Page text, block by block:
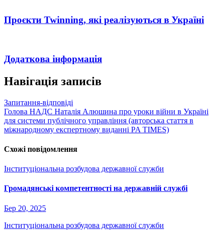
Проєкти Twinning, які реалізуються в Україні
Додаткова інформація
Навігація записів
Запитання-відповіді
Голова НАДС Наталія Алюшина про уроки війни в Україні
для системи публічного управління (авторська стаття в
міжнародному експертному виданні PA TIMES)
Схожі повідомлення
Інституціональна розбудова державної служби
Громадянські компетентності на державній службі
Бер 20, 2025
Інституціональна розбудова державної служби